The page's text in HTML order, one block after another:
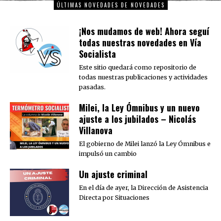
ÚLTIMAS NOVEDADES DE NOVEDADES
¡Nos mudamos de web! Ahora seguí
todas nuestras novedades en Vía
Socialista
Este sitio quedará como repositorio de
todas nuestras publicaciones y actividades
pasadas.
Milei, la Ley Ómnibus y un nuevo
ajuste a los jubilados – Nicolás
Villanova
El gobierno de Milei lanzó la Ley Ómnibus e
impulsó un cambio
Un ajuste criminal
En el día de ayer, la Dirección de Asistencia
Directa por Situaciones